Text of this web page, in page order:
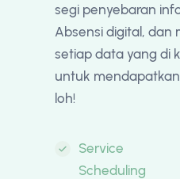
segi penyebaran
Absensi digital, dan
setiap data yang di
untuk
loh!
Service
Scheduling